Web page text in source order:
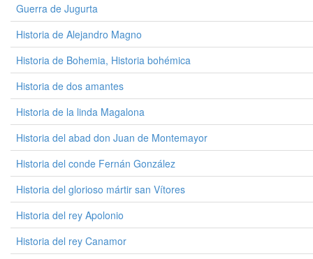
Guerra de Jugurta
Historia de Alejandro Magno
Historia de Bohemia, Historia bohémica
Historia de dos amantes
Historia de la linda Magalona
Historia del abad don Juan de Montemayor
Historia del conde Fernán González
Historia del glorioso mártir san Vítores
Historia del rey Apolonio
Historia del rey Canamor